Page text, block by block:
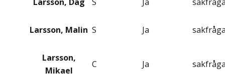
Larsson, Malin S Ja
Larsson,
Mikael
C Ja